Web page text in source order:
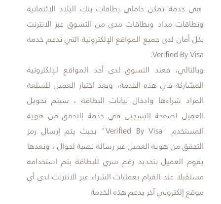
هي خدمة تمكن حاملي بطاقات بنك البلاد الائتمانية
وبطاقات مداد وبطاقات مدى من التسوق عبر الانترنت
بكل أمان لدى جميع المواقع الإلكترونية التي تدعم خدمة
Verified By Visa.
وبالتالي، فعند التسوق لدى أحد المواقع الإلكترونية
المشاركة في هذه الخدمة، وبعد اختيار العميل للسلعة
المراد شراءها وادخال بيانات البطاقة ، سيتم تحويل
العميل لصفحة التسجيل في خدمة التحقق من هوية
المستخدم "Verified By Visa" بحيث يتم إرسال رمز
التحقق من هوية العميل عبر رسالة نصية لجوال ، وبعدها
يقوم العميل بتحديد رقم سري للبطاقة يتم استخدامه
مستقبلا عند القيام بعمليات الشراء عبر الانترنت لدى أي
موقع إلكتروني آخر يدعم هذه الخدمة